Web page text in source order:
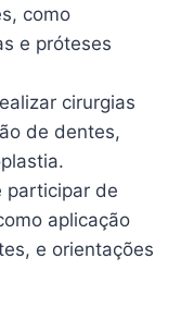
como
e próteses
cirurgias
de dentes,
participar de
aplicação
e orientações